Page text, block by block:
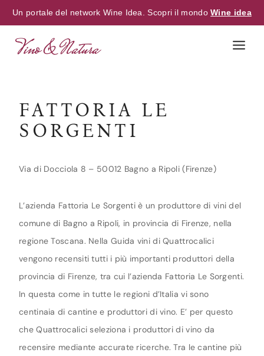
Un portale del network Wine Idea. Scopri il mondoWine idea
FATTORIA LE
SORGENTI
Via di Docciola 8 – 50012 Bagno a Ripoli (Firenze)
L’azienda Fattoria Le Sorgenti è un produttore di vini del
comune di Bagno a Ripoli, in provincia di Firenze, nella
regione Toscana. Nella Guida vini di Quattrocalici
vengono recensiti tutti i più importanti produttori della
provincia di Firenze, tra cui l’azienda Fattoria Le Sorgenti.
In questa come in tutte le regioni d’Italia vi sono
centinaia di cantine e produttori di vino. E’ per questo
che Quattrocalici seleziona i produttori di vino da
recensire mediante accurate ricerche. Tra le cantine più